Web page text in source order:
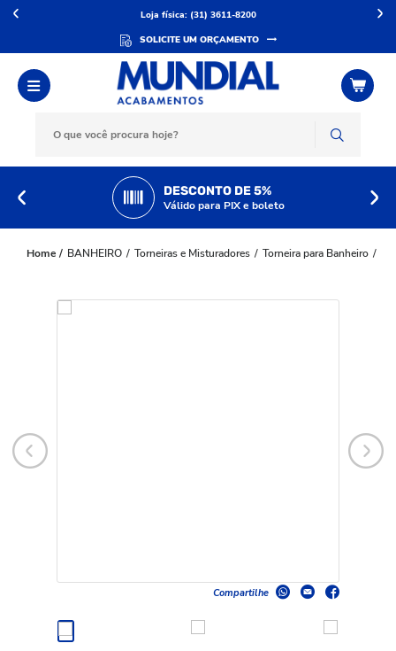
Loja física: (31) 3611-8200
SOLICITE UM ORÇAMENTO
DESCONTO DE 5%
Válido para PIX e boleto
BANHEIRO Torneiras e Misturadores Torneira para Banheiro
Compartilhe